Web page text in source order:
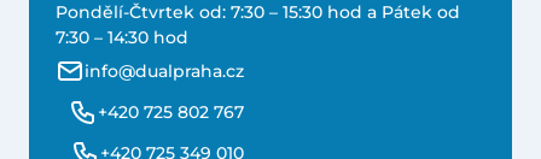
Pondělí-Čtvrtek od: 7:30 – 15:30 hod a Pátek od
7:30 – 14:30 hod
info@dualpraha.cz
+420 725 802 767
+420 725 349 010